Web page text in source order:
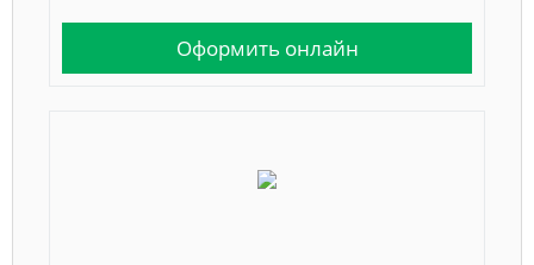
Оформить онлайн